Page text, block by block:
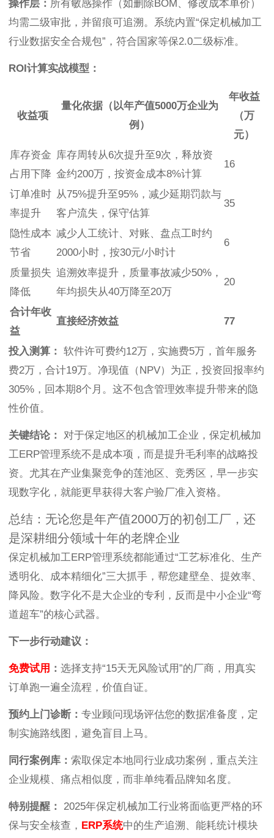
操作层： 所有敏感操作（如删除BOM、修改成本单价）
均需二级审批，并留痕可追溯。系统内置“保定机械加工
行业数据安全合规包”，符合国家等保2.0二级标准。
ROI计算实战模型：
收益项
量化依据（以年产值5000万企业为
例）
年收益
（万
元）
库存资金
占用下降
库存周转从6次提升至9次，释放资
金约200万，按资金成本8%计算
16
订单准时
率提升
从75%提升至95%，减少延期罚款与
客户流失，保守估算
35
隐性成本
节省
减少人工统计、对账、盘点工时约
2000小时，按30元/小时计
6
质量损失
降低
追溯效率提升，质量事故减少50%，
年均损失从40万降至20万
20
合计年收
益
直接经济效益 77
投入测算：
软件许可费约12万，实施费5万，首年服务
费2万，合计19万。净现值（NPV）为正，投资回报率约
305%，回本期8个月。这不包含管理效率提升带来的隐
性价值。
关键结论：
对于保定地区的机械加工企业，保定机械加
工ERP管理系统不是成本项，而是提升毛利率的战略投
资。尤其在产业集聚竞争的莲池区、竞秀区，早一步实
现数字化，就能更早获得大客户验厂准入资格。
总结：无论您是年产值2000万的初创工厂，还
是深耕细分领域十年的老牌企业
保定机械加工ERP管理系统都能通过“工艺标准化、生产
透明化、成本精细化”三大抓手，帮您建壁垒、提效率、
降风险。数字化不是大企业的专利，反而是中小企业“弯
道超车”的核心武器。
下一步行动建议：
免费试用 ： 选择支持“15天无风险试用”的厂商，用真实
订单跑一遍全流程，价值自证。
预约上门诊断： 专业顾问现场评估您的数据准备度，定
制实施路线图，避免盲目上马。
同行案例库： 索取保定本地同行业成功案例，重点关注
企业规模、痛点相似度，而非单纯看品牌知名度。
特别提醒：
2025年保定机械加工行业将面临更严格的环
保与安全核查， ERP系统中的生产追溯、能耗统计模块